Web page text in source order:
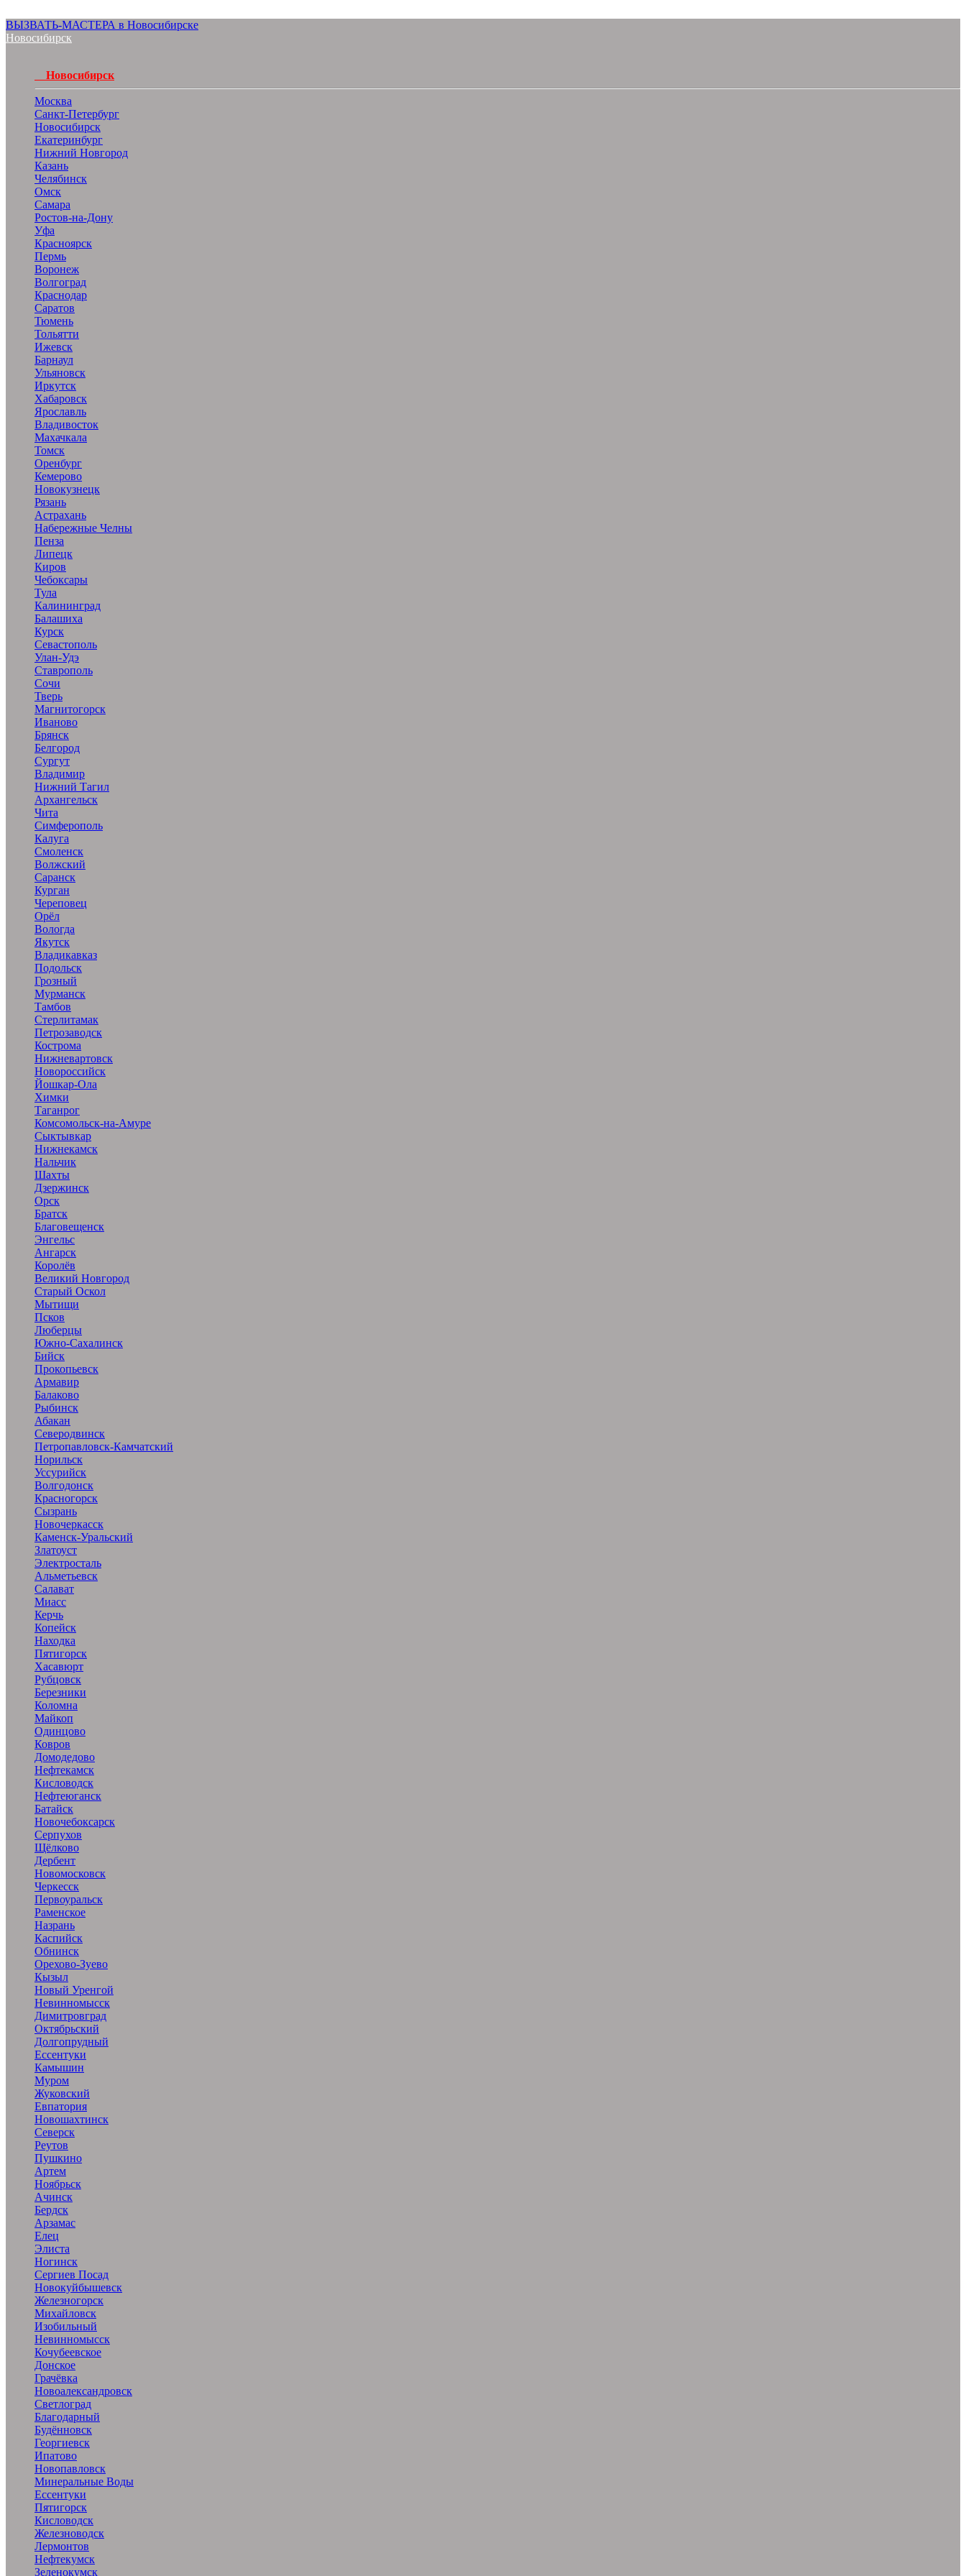
ВЫЗВАТЬ-МАСТЕРА в Новосибирске
Новосибирск
Новосибирск
Москва
Санкт-Петербург
Новосибирск
Екатеринбург
Нижний Новгород
Казань
Челябинск
Омск
Самара
Ростов-на-Дону
Уфа
Красноярск
Пермь
Воронеж
Волгоград
Краснодар
Саратов
Тюмень
Тольятти
Ижевск
Барнаул
Ульяновск
Иркутск
Хабаровск
Ярославль
Владивосток
Махачкала
Томск
Оренбург
Кемерово
Новокузнецк
Рязань
Астрахань
Набережные Челны
Пенза
Липецк
Киров
Чебоксары
Тула
Калининград
Балашиха
Курск
Севастополь
Улан-Удэ
Ставрополь
Сочи
Тверь
Магнитогорск
Иваново
Брянск
Белгород
Сургут
Владимир
Нижний Тагил
Архангельск
Чита
Симферополь
Калуга
Смоленск
Волжский
Саранск
Курган
Череповец
Орёл
Вологда
Якутск
Владикавказ
Подольск
Грозный
Мурманск
Тамбов
Стерлитамак
Петрозаводск
Кострома
Нижневартовск
Новороссийск
Йошкар-Ола
Химки
Таганрог
Комсомольск-на-Амуре
Сыктывкар
Нижнекамск
Нальчик
Шахты
Дзержинск
Орск
Братск
Благовещенск
Энгельс
Ангарск
Королёв
Великий Новгород
Старый Оскол
Мытищи
Псков
Люберцы
Южно-Сахалинск
Бийск
Прокопьевск
Армавир
Балаково
Рыбинск
Абакан
Северодвинск
Петропавловск-Камчатский
Норильск
Уссурийск
Волгодонск
Красногорск
Сызрань
Новочеркасск
Каменск-Уральский
Златоуст
Электросталь
Альметьевск
Салават
Миасс
Керчь
Копейск
Находка
Пятигорск
Хасавюрт
Рубцовск
Березники
Коломна
Майкоп
Одинцово
Ковров
Домодедово
Нефтекамск
Кисловодск
Нефтеюганск
Батайск
Новочебоксарск
Серпухов
Щёлково
Дербент
Новомосковск
Черкесск
Первоуральск
Раменское
Назрань
Каспийск
Обнинск
Орехово-Зуево
Кызыл
Новый Уренгой
Невинномысск
Димитровград
Октябрьский
Долгопрудный
Ессентуки
Камышин
Муром
Жуковский
Евпатория
Новошахтинск
Северск
Реутов
Пушкино
Артем
Ноябрьск
Ачинск
Бердск
Арзамас
Елец
Элиста
Ногинск
Сергиев Посад
Новокуйбышевск
Железногорск
Михайловск
Изобильный
Невинномысск
Кочубеевское
Донское
Грачёвка
Новоалександровск
Светлоград
Благодарный
Будённовск
Георгиевск
Ипатово
Новопавловск
Минеральные Воды
Ессентуки
Пятигорск
Кисловодск
Железноводск
Лермонтов
Нефтекумск
Зеленокумск